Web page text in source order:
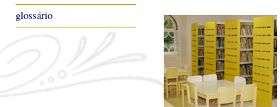
glossário